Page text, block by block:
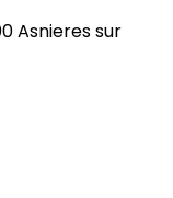
Asnieres sur